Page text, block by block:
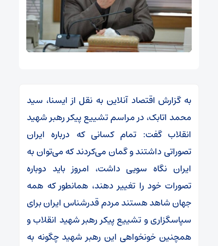
به گزارش اقتصاد آنلاین به نقل از ایسنا، سید
محمد اتابک، در مراسم تشییع پیکر رهبر شهید
انقلاب گفت: تمام کسانی که درباره ایران
تصوراتی داشتند و گمان می‌کردند که می‌توان به
ایران نگاه سویی داشت، امروز باید دوباره
تصورات خود را تغییر دهند، همانطور که همه
جهان شاهد هستند مردم قدرشناس ایران برای
سپاسگزاری و تشییع پیکر رهبر شهید انقلاب و
همچنین خونخواهی این رهبر شهید چگونه به